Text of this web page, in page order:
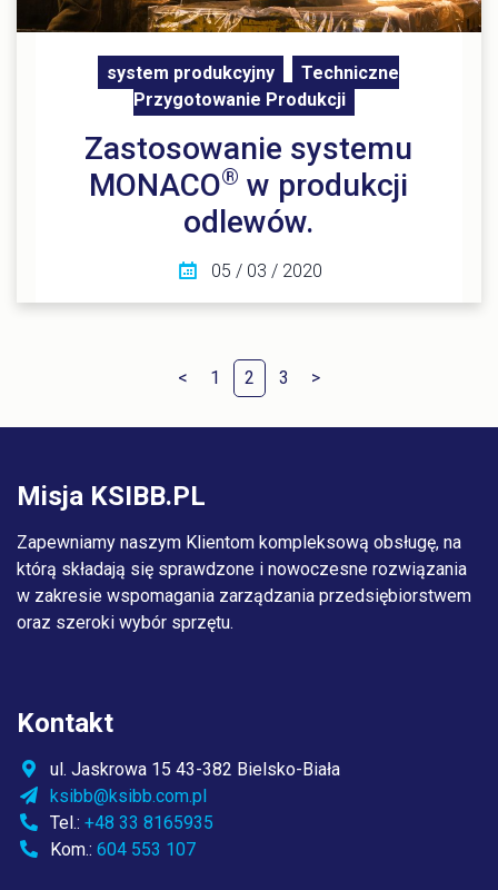
system produkcyjny
Techniczne
Przygotowanie Produkcji
Zastosowanie systemu
MONACO® w produkcji
odlewów.
05 / 03 / 2020
< 1 2 3 >
Misja KSIBB.PL
Zapewniamy naszym Klientom kompleksową obsługę, na
którą składają się sprawdzone i nowoczesne rozwiązania
w zakresie wspomagania zarządzania przedsiębiorstwem
oraz szeroki wybór sprzętu.
Kontakt
ul. Jaskrowa 15 43-382 Bielsko-Biała
ksibb@ksibb.com.pl
Tel.:+48 33 8165935
Kom.:604 553 107